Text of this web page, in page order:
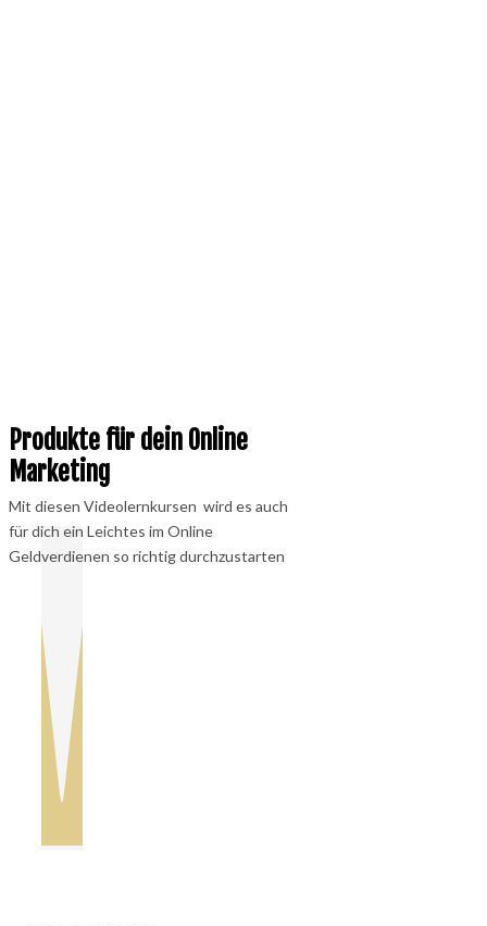
Produkte für dein Online
Marketing
Mit diesen Videolernkursen wird es auch
für dich ein Leichtes im Online
Geldverdienen so richtig durchzustarten